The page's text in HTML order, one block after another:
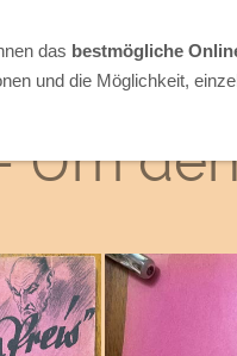
Um
das bestmögliche
und die Möglichkeit,